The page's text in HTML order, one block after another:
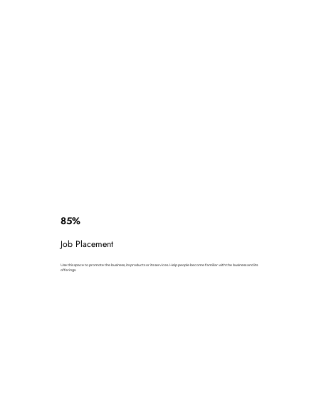
85%
Job Placement
Use this space to promote the business, its products or its services. Help people become familiar with the business and its
offerings.